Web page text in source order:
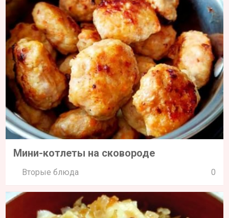
Мини-котлеты на сковороде
Вторые блюда 0